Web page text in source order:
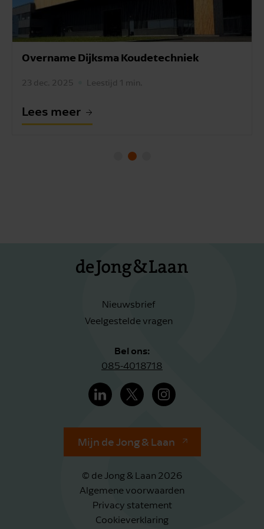
Overname Dijksma Koudetechniek
23 dec. 2025 Leestijd 1 min.
Lees meer
Nieuwsbrief
Veelgestelde vragen
Bel ons:
085-4018718
Mijn de Jong & Laan
© de Jong & Laan 2026
Algemene voorwaarden
Privacy statement
Cookieverklaring